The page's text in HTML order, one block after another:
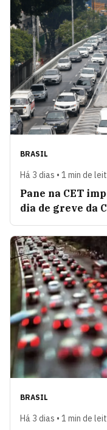
BRASIL
Há 3 dias • 1 min de
Pane na CET
dia de greve da
BRASIL
Há 3 dias • 1 min de